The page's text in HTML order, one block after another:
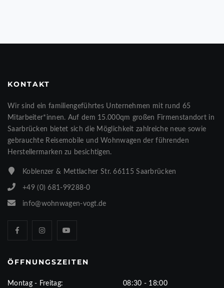
KONTAKT
Wir sind ein familiengeführtes Unternehmen mit rund 65
Mitarbeiter*innen. Auf dem 15.000qm großen Firmenstandort in
Saarbrücken bietet sich die Möglichkeit zahlreiche neue sowie
gebrauchte Reisemobile und Wohnwagen der führenden
Herstellermarken zu besichtigen.
Koblenzer & Mettlacher Str. 66115 Saarbrücken
+49 (0) 681-99288-0
info@wohnwagen-vogt.de
ÖFFNUNGSZEITEN
Montag - Freitag: 08:30 - 18:00